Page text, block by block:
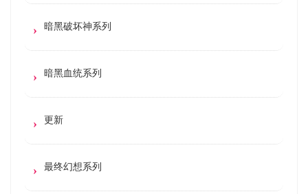
暗黑破坏神系列
暗黑血统系列
更新
最终幻想系列